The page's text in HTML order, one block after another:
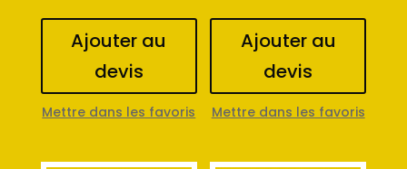
Ajouter au
devis
Mettre dans les favoris
Ajouter au
devis
Mettre dans les favoris